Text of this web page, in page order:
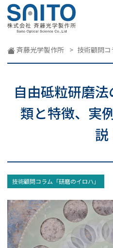
斉藤光学製作所 > 技術顧問コ
自由砥粒研磨
類と特徴、実
説
技術顧問コラム「研磨のイロハ」